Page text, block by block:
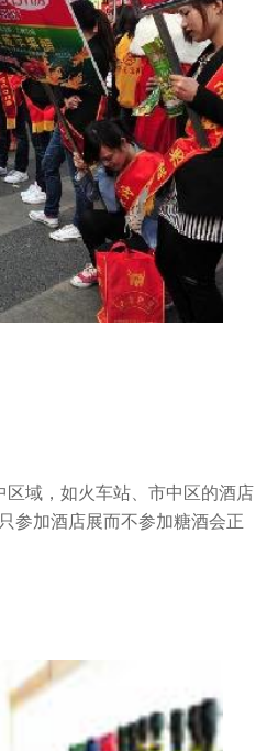
域，如火车站、市中区的酒店
参加酒店展而不参加糖酒会正